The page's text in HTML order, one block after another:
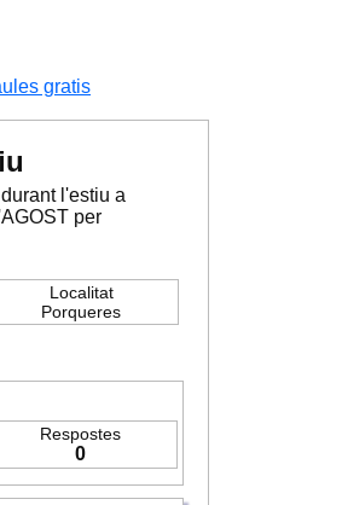
gratis
l'estiu a
per
Localitat
Porqueres
Respostes
0